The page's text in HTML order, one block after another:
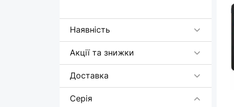
Наявність
Акції та знижки
Доставка
Серія